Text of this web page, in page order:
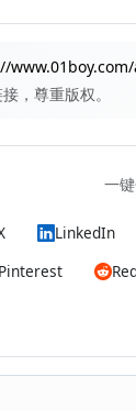
，尊重版权。
一
LinkedIn